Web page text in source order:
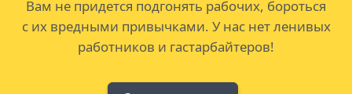
Вам не придется подгонять рабочих, бороться
с их вредными привычками. У нас нет ленивых
работников и гастарбайтеров!